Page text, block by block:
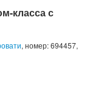
класса с
, номер: 694457,